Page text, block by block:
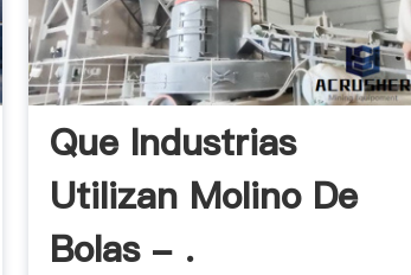
Que Industrias
Utilizan Molino De
Bolas - .